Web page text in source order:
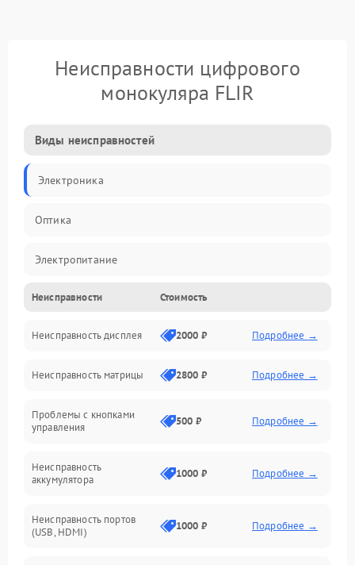
Неисправности цифрового
монокуляра FLIR
Виды неисправностей
Электроника
Оптика
Электропитание
Видео
ПО
Управление
Механические повреждения
Неисправности Стоимость
Неисправность дисплея 2000 ₽ Подробнее →
Неисправность матрицы 2800 ₽ Подробнее →
Проблемы с кнопками
управления
500 ₽ Подробнее →
Неисправность
аккумулятора
1000 ₽ Подробнее →
Неисправность портов
(USB, HDMI)
1000 ₽ Подробнее →